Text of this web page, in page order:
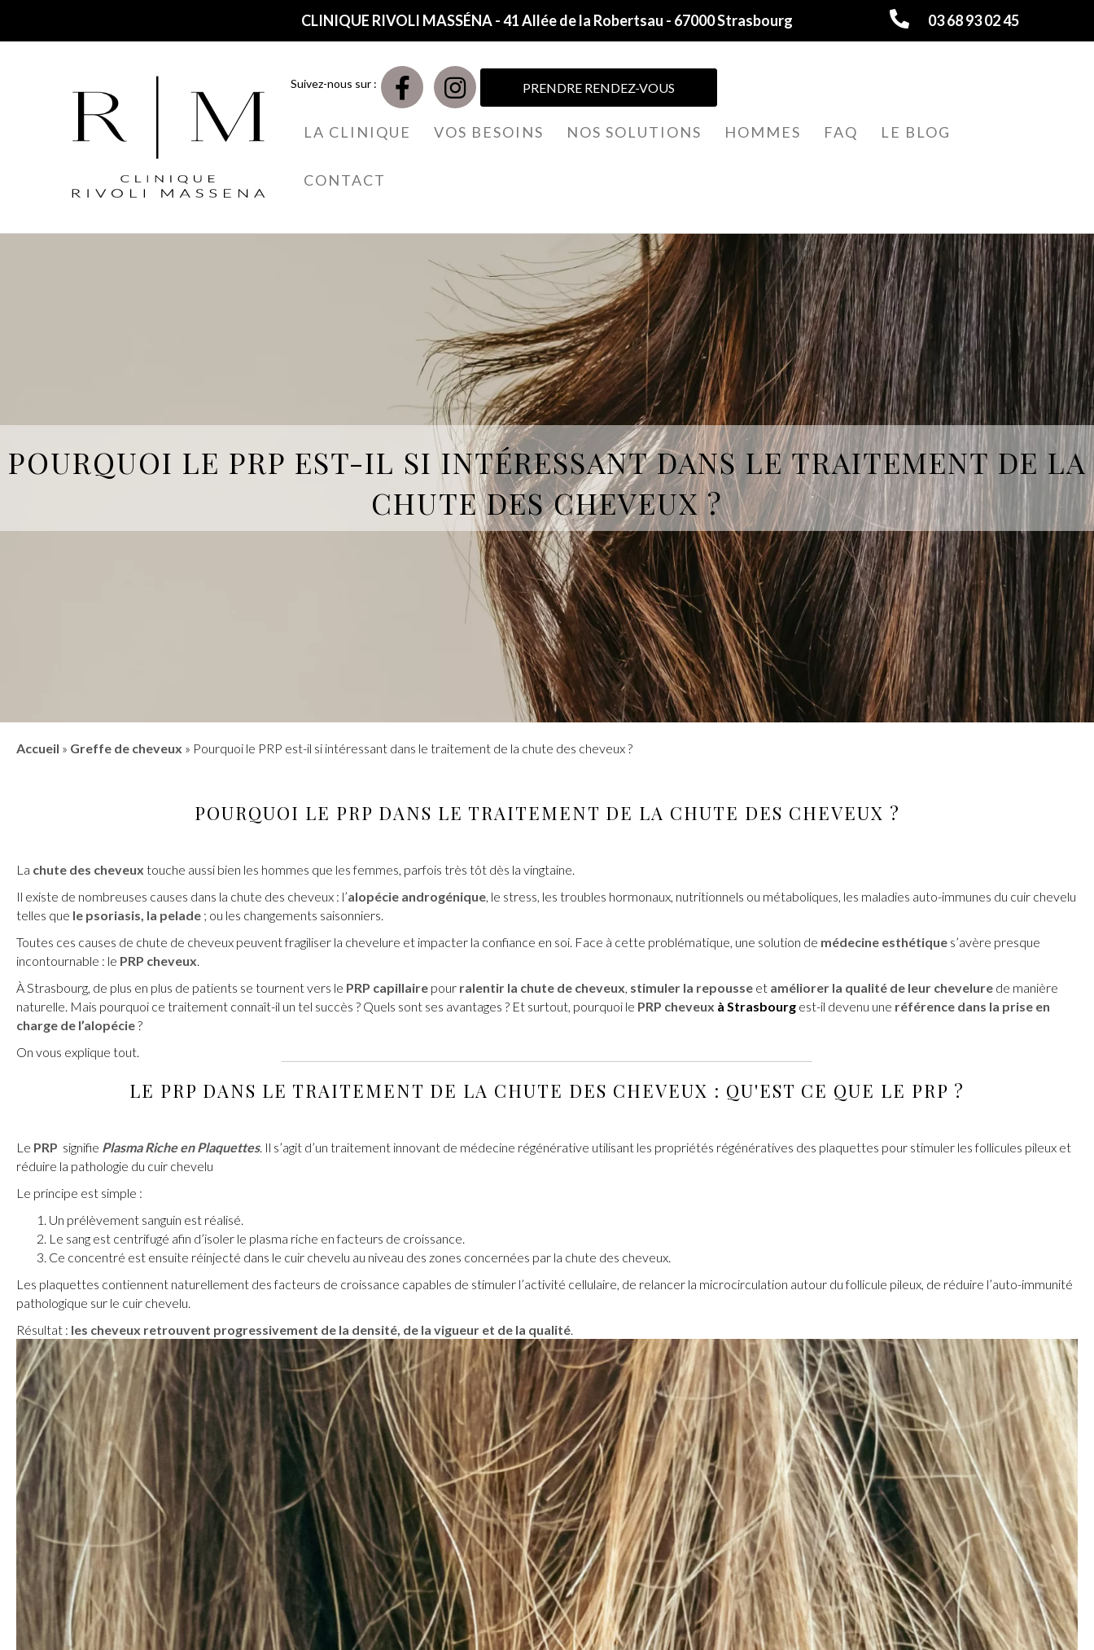
CLINIQUE RIVOLI MASSÉNA - 41 Allée de la Robertsau - 67000 Strasbourg 03 68 93 02 45
Suivez-nous sur : PRENDRE RENDEZ-VOUS
LA CLINIQUE VOS BESOINS NOS SOLUTIONS HOMMES FAQ LE BLOG
CONTACT
POURQUOI LE PRP EST-IL SI INTÉRESSANT DANS LE TRAITEMENT DE LA
CHUTE DES CHEVEUX ?
Accueil » Greffe de cheveux » Pourquoi le PRP est-il si intéressant dans le traitement de la chute des cheveux ?
POURQUOI LE PRP DANS LE TRAITEMENT DE LA CHUTE DES CHEVEUX ?
La chute des cheveux touche aussi bien les hommes que les femmes, parfois très tôt dès la vingtaine.
Il existe de nombreuses causes dans la chute des cheveux : l’alopécie androgénique, le stress, les troubles hormonaux, nutritionnels ou métaboliques, les maladies auto-immunes du cuir chevelu
telles que le psoriasis, la pelade ; ou les changements saisonniers.
Toutes ces causes de chute de cheveux peuvent fragiliser la chevelure et impacter la confiance en soi. Face à cette problématique, une solution de médecine esthétique s’avère presque
incontournable : le PRP cheveux.
À Strasbourg, de plus en plus de patients se tournent vers le PRP capillaire pour ralentir la chute de cheveux, stimuler la repousse et améliorer la qualité de leur chevelure de manière
naturelle. Mais pourquoi ce traitement connaît-il un tel succès ? Quels sont ses avantages ? Et surtout, pourquoi le PRP cheveux à Strasbourg est-il devenu une référence dans la prise en
charge de l’alopécie?
On vous explique tout.
LE PRP DANS LE TRAITEMENT DE LA CHUTE DES CHEVEUX : QU'EST CE QUE LE PRP ?
Le PRP signifie Plasma Riche en Plaquettes. Il s’agit d’un traitement innovant de médecine régénérative utilisant les propriétés régénératives des plaquettes pour stimuler les follicules pileux et
réduire la pathologie du cuir chevelu
Le principe est simple :
Un prélèvement sanguin est réalisé.
Le sang est centrifugé afin d’isoler le plasma riche en facteurs de croissance.
Ce concentré est ensuite réinjecté dans le cuir chevelu au niveau des zones concernées par la chute des cheveux.
Les plaquettes contiennent naturellement des facteurs de croissance capables de stimuler l’activité cellulaire, de relancer la microcirculation autour du follicule pileux, de réduire l’auto-immunité
pathologique sur le cuir chevelu.
Résultat : les cheveux retrouvent progressivement de la densité, de la vigueur et de la qualité.